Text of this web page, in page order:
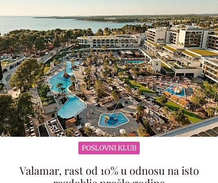
POSLOVNI KLUB
Valamar, rast od 10% u odnosu na isto